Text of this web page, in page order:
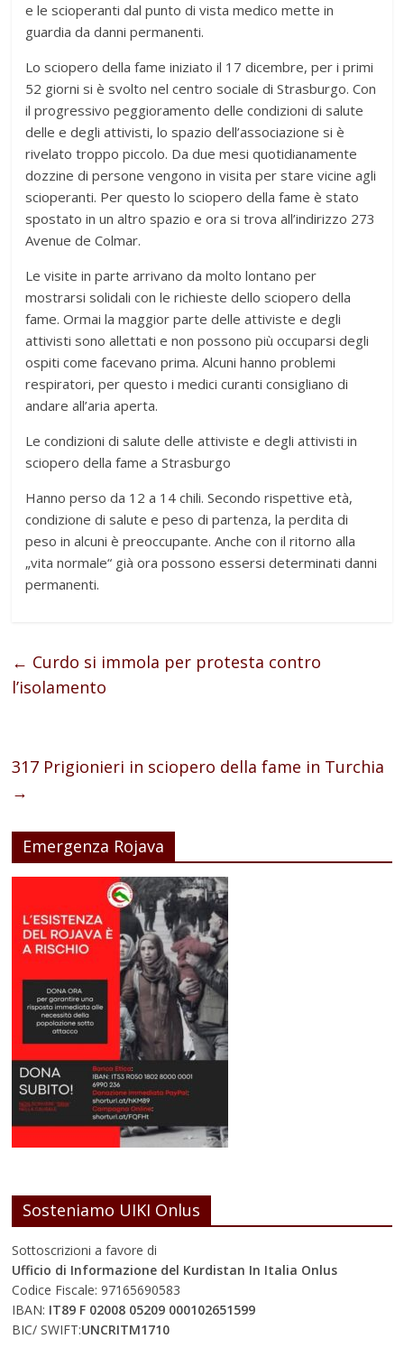
e le scioperanti dal punto di vista medico mette in
guardia da danni permanenti.
Lo sciopero della fame iniziato il 17 dicembre, per i primi
52 giorni si è svolto nel centro sociale di Strasburgo. Con
il progressivo peggioramento delle condizioni di salute
delle e degli attivisti, lo spazio dell’associazione si è
rivelato troppo piccolo. Da due mesi quotidianamente
dozzine di persone vengono in visita per stare vicine agli
scioperanti. Per questo lo sciopero della fame è stato
spostato in un altro spazio e ora si trova all’indirizzo 273
Avenue de Colmar.
Le visite in parte arrivano da molto lontano per
mostrarsi solidali con le richieste dello sciopero della
fame. Ormai la maggior parte delle attiviste e degli
attivisti sono allettati e non possono più occuparsi degli
ospiti come facevano prima. Alcuni hanno problemi
respiratori, per questo i medici curanti consigliano di
andare all’aria aperta.
Le condizioni di salute delle attiviste e degli attivisti in
sciopero della fame a Strasburgo
Hanno perso da 12 a 14 chili. Secondo rispettive età,
condizione di salute e peso di partenza, la perdita di
peso in alcuni è preoccupante. Anche con il ritorno alla
„vita normale“ già ora possono essersi determinati danni
permanenti.
← Curdo si immola per protesta contro
l’isolamento
317 Prigionieri in sciopero della fame in Turchia
→
Emergenza Rojava
Sosteniamo UIKI Onlus
Sottoscrizioni a favore di
Ufficio di Informazione del Kurdistan In Italia Onlus
Codice Fiscale: 97165690583
IBAN: IT89 F 02008 05209 000102651599
BIC/ SWIFT:UNCRITM1710